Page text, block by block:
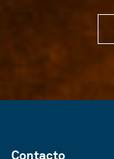
Contacto